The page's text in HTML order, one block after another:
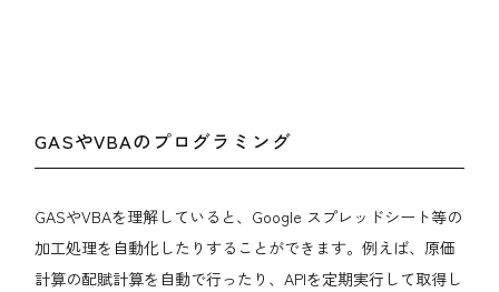
GASやVBAのプログラミング
GASやVBAを理解していると、Google スプレッドシート等の
加工処理を自動化したりすることができます。例えば、原価
計算の配賦計算を自動で行ったり、APIを定期実行して取得し